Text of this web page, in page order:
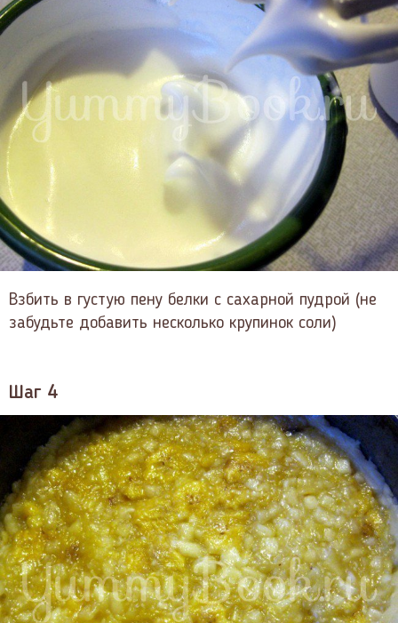
Взбить в густую пену белки с сахарной пудрой (не
забудьте добавить несколько крупинок соли)
Шаг 4